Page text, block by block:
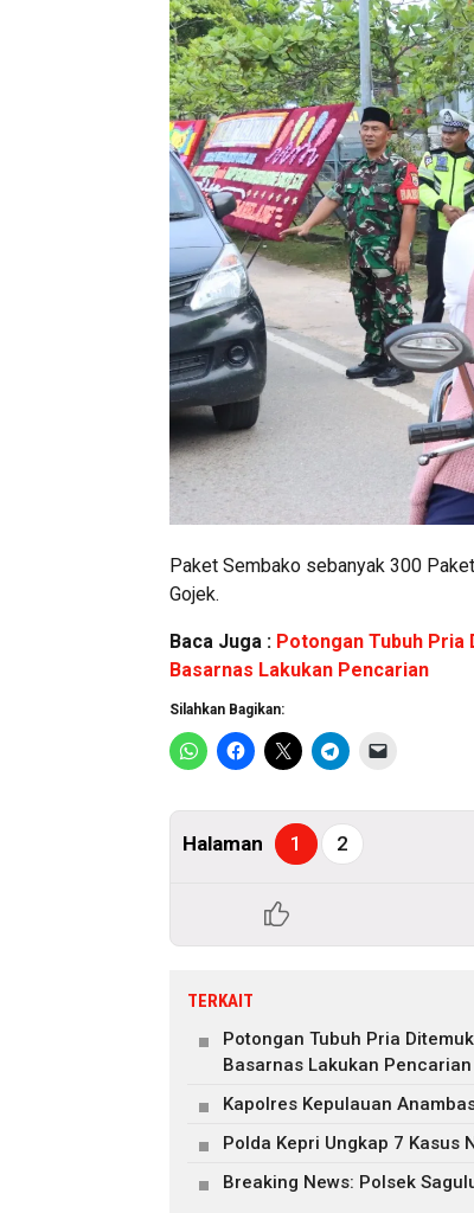
Paket Sembako sebanyak 300
Gojek.
Baca Juga : Potongan Tubuh
Basarnas Lakukan Pencarian
Silahkan Bagikan:
Halaman 1 2
TERKAIT
Potongan Tubuh Pria
Basarnas Lakukan Pencarian
Kapolres Kepulauan
Polda Kepri Ungkap 7 Kasus
Breaking News: Polsek